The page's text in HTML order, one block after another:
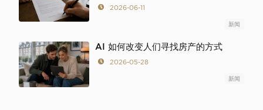
2026-06-11
新闻
AI 如何改变人们寻找房产的方式
2026-05-28
新闻